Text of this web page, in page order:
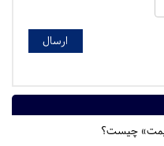
قیمت» چیست؟